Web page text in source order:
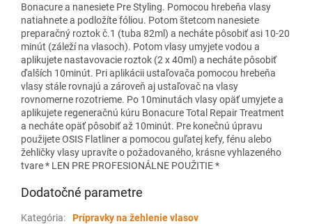
Bonacure a nanesiete Pre Styling. Pomocou hrebeňa vlasy
natiahnete a podložíte fóliou. Potom štetcom nanesiete
preparačný roztok č.1 (tuba 82ml) a necháte pôsobiť asi 10-20
minút (záleží na vlasoch). Potom vlasy umyjete vodou a
aplikujete nastavovacie roztok (2 x 40ml) a necháte pôsobiť
ďalších 10minút. Pri aplikácii ustaľovača pomocou hrebeňa
vlasy stále rovnajú a zároveň aj ustaľovač na vlasy
rovnomerne rozotrieme. Po 10minutách vlasy opäť umyjete a
aplikujete regeneračnú kúru Bonacure Total Repair Treatment
a necháte opäť pôsobiť až 10minút. Pre konečnú úpravu
použijete OSIS Flatliner a pomocou guľatej kefy, fénu alebo
žehličky vlasy upravíte o požadovaného, krásne vyhlazeného
tvare * LEN PRE PROFESIONÁLNE POUŽITIE *
Dodatočné parametre
Kategória:
Prípravky na žehlenie vlasov